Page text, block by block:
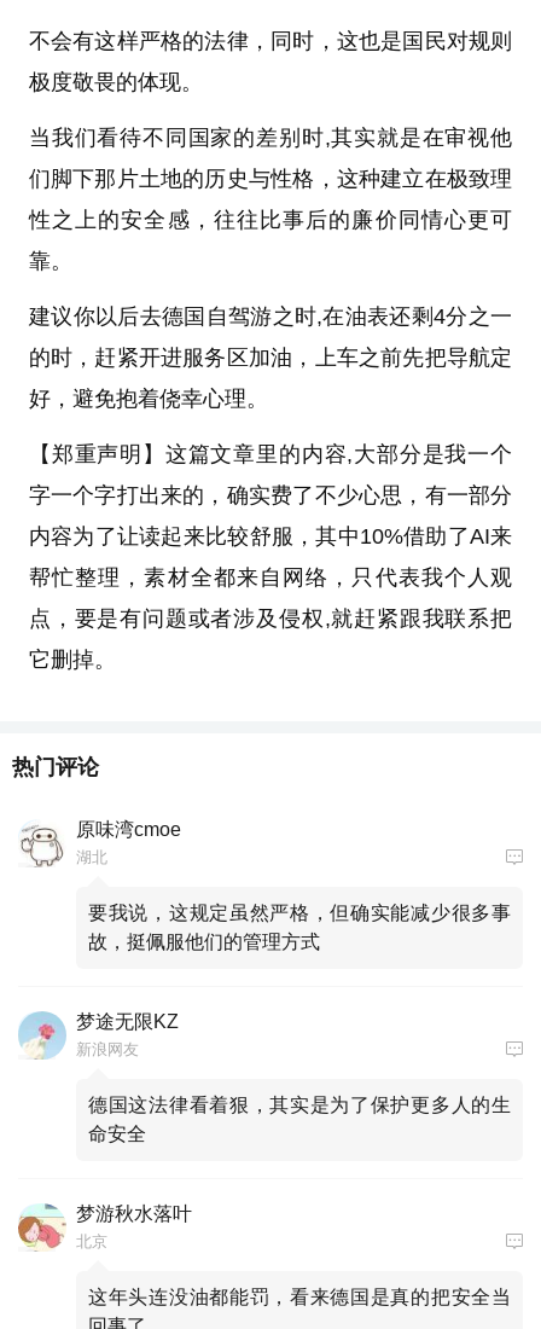
不会有这样严格的法律，同时，这也是国民对规则
极度敬畏的体现。
当我们看待不同国家的差别时,其实就是在审视他
们脚下那片土地的历史与性格，这种建立在极致理
性之上的安全感，往往比事后的廉价同情心更可
靠。
建议你以后去德国自驾游之时,在油表还剩4分之一
的时，赶紧开进服务区加油，上车之前先把导航定
好，避免抱着侥幸心理。
【郑重声明】这篇文章里的内容,大部分是我一个
字一个字打出来的，确实费了不少心思，有一部分
内容为了让读起来比较舒服，其中10%借助了AI来
帮忙整理，素材全都来自网络，只代表我个人观
点，要是有问题或者涉及侵权,就赶紧跟我联系把
它删掉。
热门评论
原味湾cmoe
湖北
要我说，这规定虽然严格，但确实能减少很多事
故，挺佩服他们的管理方式
梦途无限KZ
新浪网友
德国这法律看着狠，其实是为了保护更多人的生
命安全
梦游秋水落叶
北京
这年头连没油都能罚，看来德国是真的把安全当